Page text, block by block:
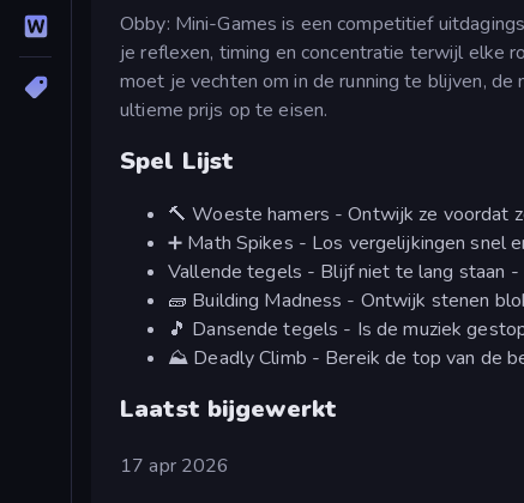
Obby: Mini-Games is een competitief
je reflexen, timing en concentratie terwijl elke
moet je vechten om in de running te blijven,
ultieme prijs op te eisen.
Spel Lijst
🔨 Woeste hamers - Ontwijk ze voordat
➕ Math Spikes - Los vergelijkingen snel
Vallende tegels - Blijf niet te lang staan
🧱 Building Madness - Ontwijk stenen
🎵 Dansende tegels - Is de muziek
⛰️ Deadly Climb - Bereik de top van de
Laatst bijgewerkt
17 apr 2026